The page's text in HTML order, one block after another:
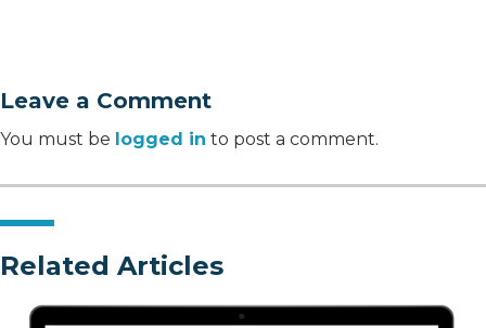
Leave a Comment
You must be logged in to post a comment.
Related Articles